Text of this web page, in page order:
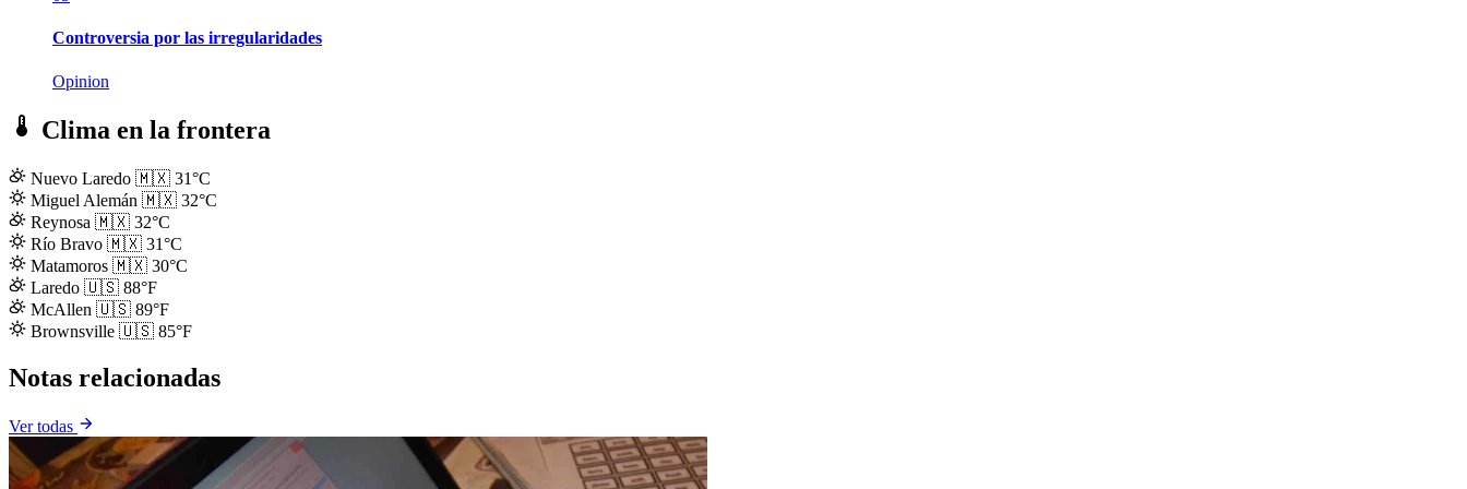
Controversia por las irregularidades
Opinion
Clima en la frontera
Nuevo Laredo 🇲🇽 31°C
Miguel Alemán 🇲🇽 32°C
Reynosa 🇲🇽 32°C
Río Bravo 🇲🇽 31°C
Matamoros 🇲🇽 30°C
Laredo 🇺🇸 88°F
McAllen 🇺🇸 89°F
Brownsville 🇺🇸 85°F
Notas relacionadas
Ver todas